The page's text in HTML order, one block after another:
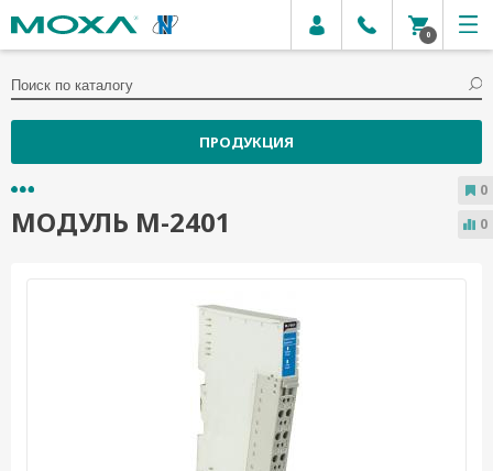
0
ПРОДУКЦИЯ
МОДУЛЬ M-2401
0
0